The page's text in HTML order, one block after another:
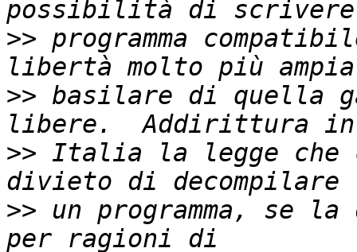
>> programma
>> basilare di quella
>> Italia la legge che
>> un programma, se